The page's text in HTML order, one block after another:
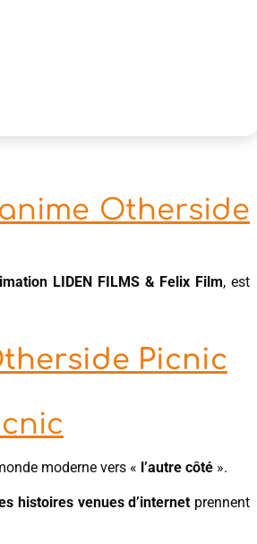
Otherside
LIDEN FILMS & Felix Film, est
Picnic
moderne vers « l’autre côté ».
histoires venues d’internet prennent